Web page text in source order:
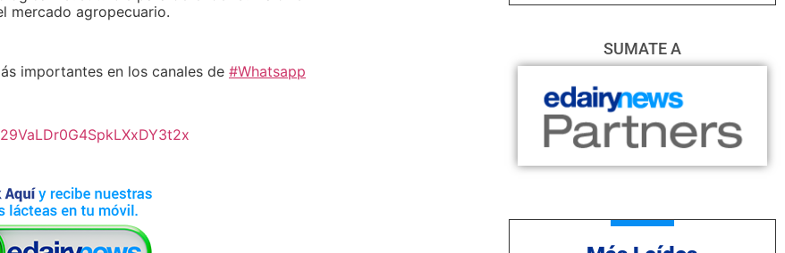
mercado agropecuario.
importantes en los canales de #Whatsapp
SUMATE A